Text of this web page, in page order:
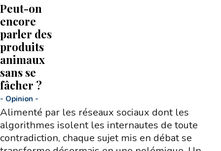
Peut-on
encore
parler des
produits
animaux
sans se
fâcher ?
- Opinion -
Alimenté par les réseaux sociaux dont les
algorithmes isolent les internautes de toute
contradiction, chaque sujet mis en débat se